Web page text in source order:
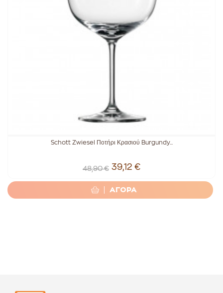
Schott Zwiesel Ποτήρι Κρασιού Burgundy...
48,90 € 39,12 €
ΑΓΟΡΑ